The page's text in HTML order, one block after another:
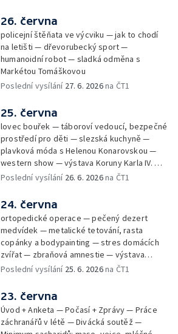
26. června
policejní štěňata ve výcviku — jak to chodí
na letišti — dřevorubecký sport —
humanoidní robot — sladká odměna s
Markétou Tomáškovou
Poslední vysílání 27. 6. 2026na ČT1
25. června
lovec bouřek — táboroví vedoucí, bezpečné
prostředí pro děti — slezská kuchyně —
plavková móda s Helenou Konarovskou —
western show — výstava Koruny Karla IV. —
mladý lezecký fenomén Josef Šindel
Poslední vysílání 26. 6. 2026na ČT1
24. června
ortopedické operace — pečený dezert
medvídek — metalické tetování, rasta
copánky a bodypainting — stres domácích
zvířat — zbraňová amnestie — výstava
mikrofotografií rostlin — fenomenální
Poslední vysílání 25. 6. 2026na ČT1
23. června
Úvod + Anketa — Počasí + Zprávy — Práce
záchranářů v létě — Divácká soutěž —